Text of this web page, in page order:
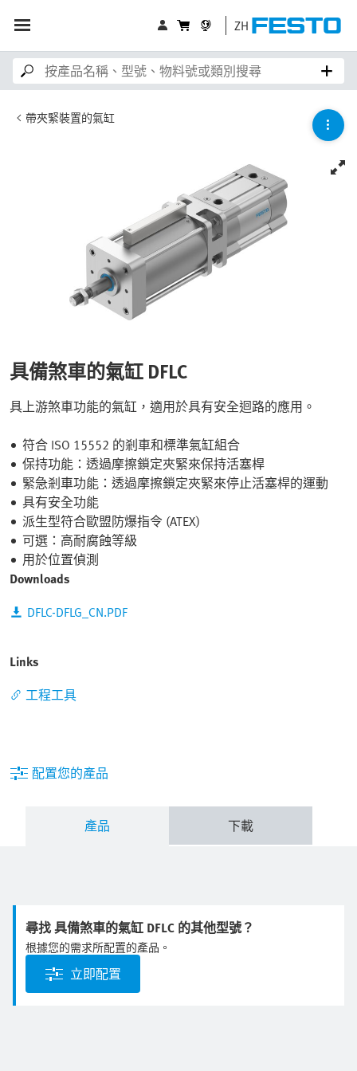
ZH
帶夾緊裝置的氣缸
具備煞車的氣缸 DFLC
具上游煞車功能的氣缸，適用於具有安全迴路的應用。
符合 ISO 15552 的剎車和標準氣缸組合
保持功能：透過摩擦鎖定夾緊來保持活塞桿
緊急剎車功能：透過摩擦鎖定夾緊來停止活塞桿的運動
具有安全功能
派生型符合歐盟防爆指令 (ATEX)
可選：高耐腐蝕等級
用於位置偵測
Downloads
DFLC-DFLG_CN.PDF
Links
工程工具
配置您的產品
產品 下載
尋找 具備煞車的氣缸 DFLC 的其他型號？
根據您的需求所配置的產品。
立即配置